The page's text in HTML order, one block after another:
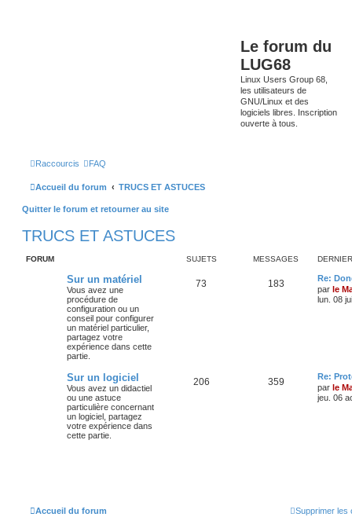
Le forum du
LUG68
Linux Users Group 68,
les utilisateurs de
GNU/Linux et des
logiciels libres. Inscription
ouverte à tous.
Raccourcis FAQ
Accueil du forum TRUCS ET ASTUCES
Quitter le forum et retourner au site
TRUCS ET ASTUCES
FORUM SUJETS MESSAGES
Sur un matériel
Vous avez une
procédure de
configuration ou un
conseil pour configurer
un matériel particulier,
partagez votre
expérience dans cette
partie.
73 183
Re:
par le
lun. 08
Sur un logiciel
Vous avez un didactiel
ou une astuce
particulière concernant
un logiciel, partagez
votre expérience dans
cette partie.
206 359
Re:
par le
jeu. 06
Accueil du forum Supprimer les